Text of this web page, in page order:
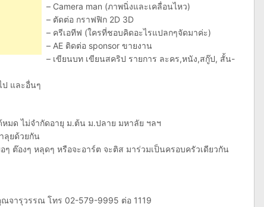
– Camera man (ภาพนิ่งและเคลื่อนไหว)
– ตัดต่อ กราฟฟิก 2D 3D
– ครีเอทีฟ (ใครที่ชอบคิดอะไรแปลกๆจัดมาค่ะ)
– AE ติดต่อ sponsor ขายงาน
– เขียนบท เขียนสคริป รายการ ละคร,หนัง,สกู๊ป, สั้น-
ป และอื่นๆ
มด ไม่จำกัดอายุ ม.ต้น ม.ปลาย มหาลัย ฯลฯ
ลุยด้วยกัน
ต๊องๆ หลุดๆ หรือจะอาร์ต จะติส มาร่วมเป็นครอบครัวเดียวกัน
จารุวรรณ โทร 02-579-9995 ต่อ 1119